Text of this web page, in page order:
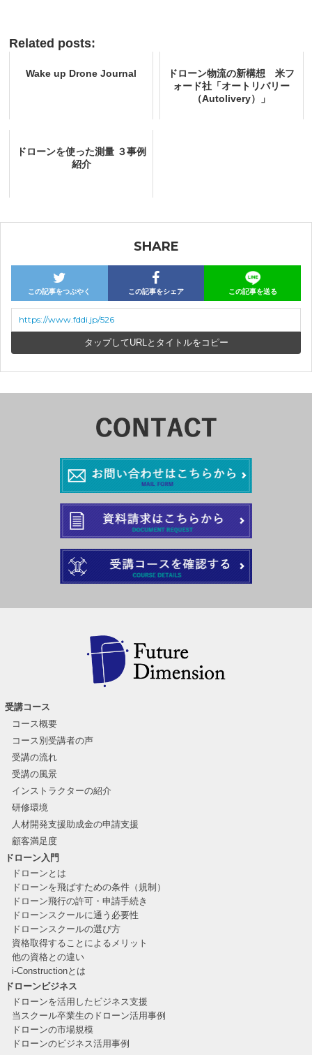
Related posts:
Wake up Drone Journal
ドローン物流の新構想 米フ
ォード社「オートリバリー
（Autolivery）」
ドローンを使った測量 ３事例
紹介
SHARE
この記事をつぶやく この記事をシェア この記事を送る
https://www.fddi.jp/526
URLとタイトルをコピー
受講コース
コース概要
コース別受講者の声
受講の流れ
受講の風景
インストラクターの紹介
研修環境
人材開発支援助成金の申請支援
顧客満足度
ドローン入門
ドローンとは
ドローンを飛ばすための条件（規制）
ドローン飛行の許可・申請手続き
ドローンスクールに通う必要性
ドローンスクールの選び方
資格取得することによるメリット
他の資格との違い
i-Constructionとは
ドローンビジネス
ドローンを活用したビジネス支援
当スクール卒業生のドローン活用事例
ドローンの市場規模
ドローンのビジネス活用事例